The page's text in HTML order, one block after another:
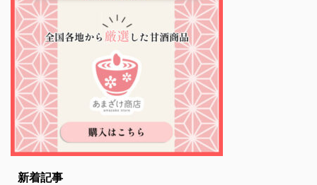
新着記事